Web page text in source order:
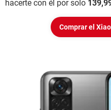
hacerte con él por solo
Comprar el